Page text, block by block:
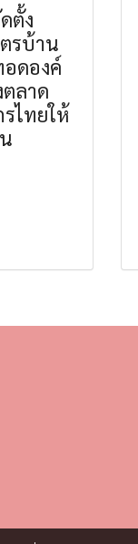
ตั้ง
รบ้าน
อดองค์
ตลาด
ไทยให้